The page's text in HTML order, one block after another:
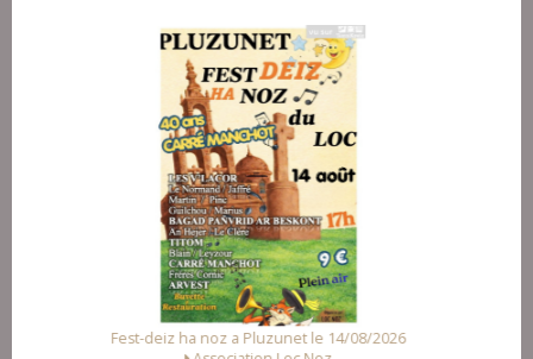
le 14/08/2026
Fest Noz a Arzal le 15/08/2026